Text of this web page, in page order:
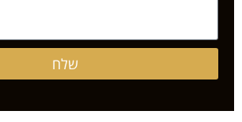
שלח